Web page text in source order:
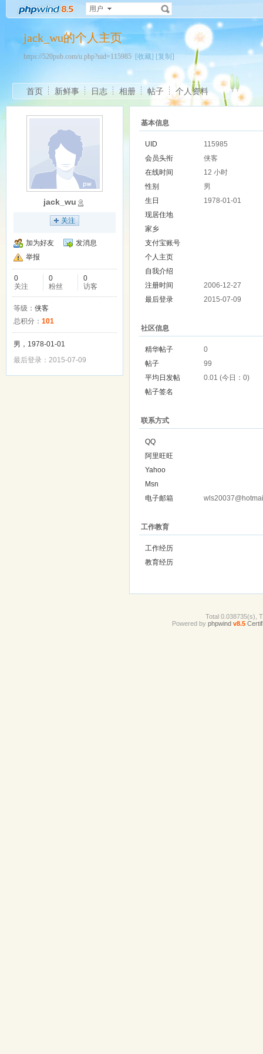
用户
jack_wu的个人主页
https://520pub.com/u.php?uid=115985 [收藏] [复制]
首页 新鲜事 日志 相册 帖子 个人资料
jack_wu
关注
加为好友
发消息
举报
0
关注
0
粉丝
0
访客
等级： 侠客
总积分： 101
男，1978-01-01
最后登录：2015-07-09
基本信息
UID
115985
会员头衔
侠客
在线时间
12 小时
性别
男
生日
1978-01-01
现居住地
家乡
支付宝账号
个人主页
自我介绍
注册时间
2006-12-27
最后登录
2015-07-09
社区信息
精华帖子
0
帖子
99
平均日发帖
0.01 (今日：0)
帖子签名
联系方式
QQ
阿里旺旺
Yahoo
Msn
电子邮箱
工作教育
工作经历
教育经历
Total 0.038735(s),
Powered by phpwind v8.5